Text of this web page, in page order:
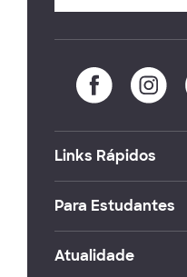
Links Rápidos
Para Estudantes
Atualidade